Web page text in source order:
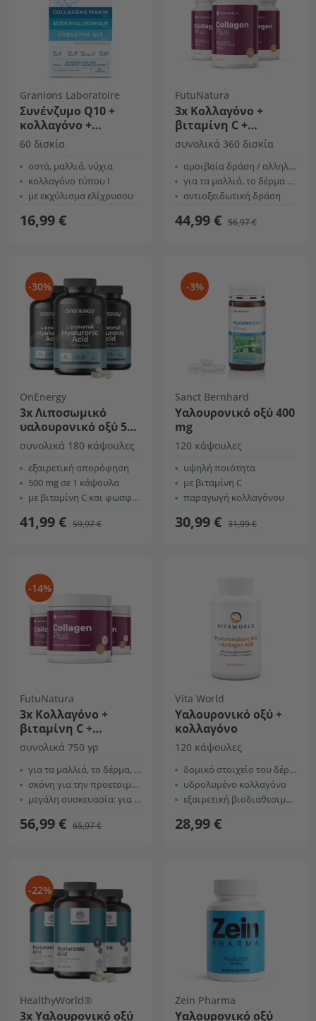
Granions Laboratoire
Συνένζυμο Q10 +
κολλαγόνο +
υαλουρονικό οξύ
60 δισκία
οστά, μαλλιά, νύχια
κολλαγόνο τύπου Ι
με εκχύλισμα ελίχρυσου
16,99 €
FutuNatura
3x Κολλαγόνο +
βιταμίνη C +
υαλουρονικό οξύ
συνολικά 360 δισκία
αμοιβαία δράση / αλληλεπίδραση
για τα μαλλιά, το δέρμα και τα νύχια
αντιοξειδωτική δράση
44,99 € 56,97 €
-30%
OnEnergy
3x Λιποσωμικό
υαλουρονικό οξύ 500
mg
συνολικά 180 κάψουλες
εξαιρετική απορόφηση
500 mg σε 1 κάψουλα
με βιταμίνη C και φωσφολιπίδια
41,99 € 59,97 €
-3%
Sanct Bernhard
Υαλουρονικό οξύ 400
mg
120 κάψουλες
υψηλή ποιότητα
με βιταμίνη C
παραγωγή κολλαγόνου
30,99 € 31,99 €
-14%
FutuNatura
3x Κολλαγόνο +
βιταμίνη C +
υαλουρονικό οξύ
συνολικά 750 γρ
για τα μαλλιά, το δέρμα, τα νύχια, τις αρθρώσεις ...
σκόνη για την προετοιμασία ροφήματος με γεύση passion fruit
μεγάλη συσκευασία: για 59 ροφήματα
56,99 € 65,97 €
Vita World
Υαλουρονικό οξύ +
κολλαγόνο
120 κάψουλες
δομικό στοιχείο του δέρματος
υδρολυμένο κολλαγόνο
εξαιρετική βιοδιαθεσιμότητα
28,99 €
-22%
HealthyWorld®
3x Υαλουρονικό οξύ
Zein Pharma
Υαλουρονικό οξύ